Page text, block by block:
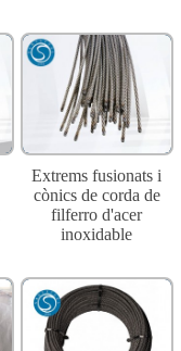
Extrems fusionats i
cònics de corda de
filferro d'acer
inoxidable